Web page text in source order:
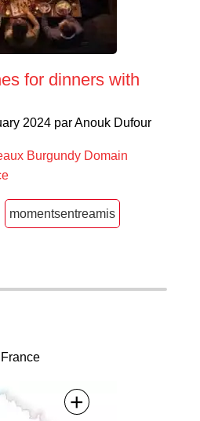
for dinners with
2024 par Anouk Dufour
Burgundy Domain
momentsentreamis
+